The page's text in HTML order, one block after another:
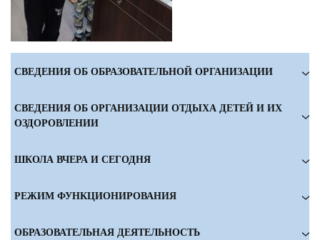
СВЕДЕНИЯ ОБ ОБРАЗОВАТЕЛЬНОЙ ОРГАНИЗАЦИИ
СВЕДЕНИЯ ОБ ОРГАНИЗАЦИИ ОТДЫХА ДЕТЕЙ И ИХ
ОЗДОРОВЛЕНИИ
ШКОЛА ВЧЕРА И СЕГОДНЯ
РЕЖИМ ФУНКЦИОНИРОВАНИЯ
ОБРАЗОВАТЕЛЬНАЯ ДЕЯТЕЛЬНОСТЬ